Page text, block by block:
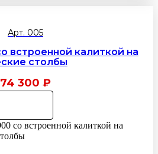
Арт. 005
встроенной калиткой на
столбы
74 300 ₽
со встроенной калиткой на